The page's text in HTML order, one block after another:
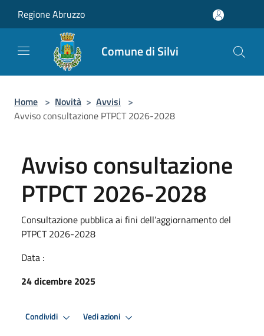
Regione Abruzzo
Comune di Silvi
Home > Novità > Avvisi >
Avviso consultazione PTPCT 2026-2028
Avviso consultazione
PTPCT 2026-2028
Consultazione pubblica ai fini dell’aggiornamento del
PTPCT 2026-2028
Data :
24 dicembre 2025
Condividi Vedi azioni